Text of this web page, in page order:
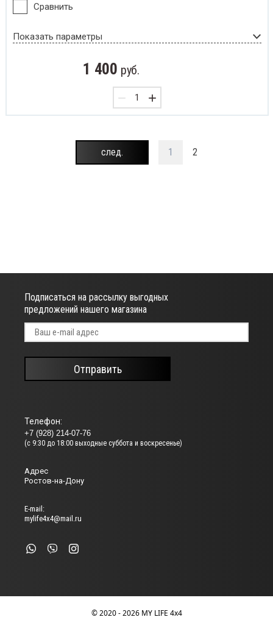
Показать параметры
Сравнить
1 400 руб.
− +
1 2
след.
Телефон:
+7 (928) 214-07-76
(с 9:30 до 18:00 выходные суббота и воскресенье)
Адрес
Ростов-на-Дону
Е-mail:
mylife4x4@mail.ru
Подписаться на рассылку выгодных
предложений нашего магазина
Отправить
© 2020 - 2026 MY LIFE 4x4